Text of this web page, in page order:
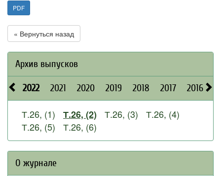
PDF
« Вернуться назад
Архив выпусков
2022 2021 2020 2019 2018 2017 2016
Т.26, (1) Т.26, (2) Т.26, (3)
Т.26, (4)
Т.26, (5)
Т.26, (6)
О журнале